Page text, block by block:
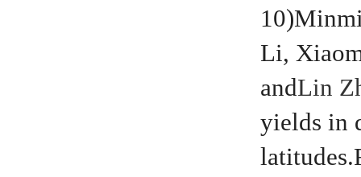
Li,
andLin
yields in